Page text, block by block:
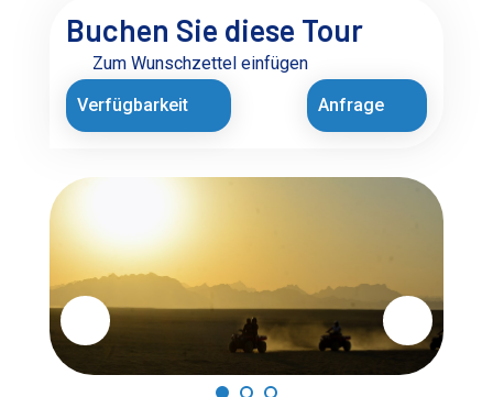
Buchen Sie diese Tour
Zum Wunschzettel einfügen
Verfügbarkeit
Anfrage